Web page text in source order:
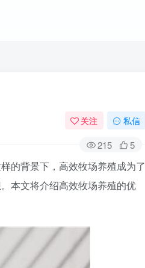
关注 私信
215 5
的背景下，高效牧场养殖成为了
本文将介绍高效牧场养殖的优